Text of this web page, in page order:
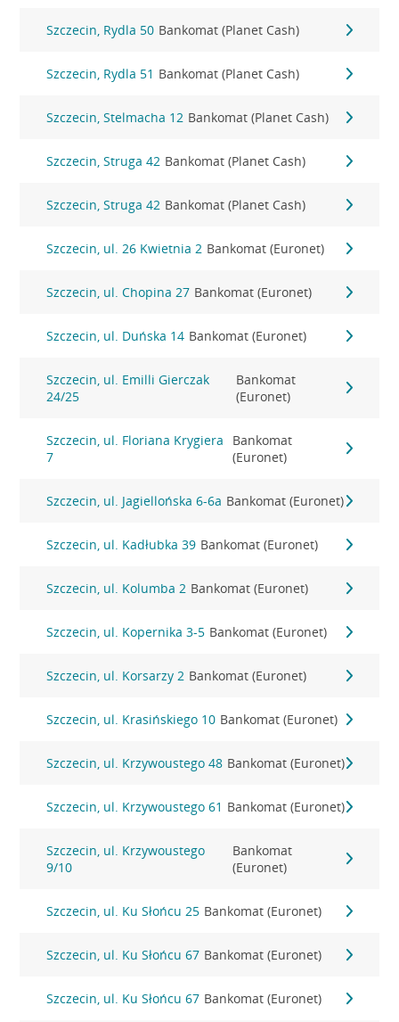
Szczecin, Rydla 50 Bankomat (Planet Cash)
Szczecin, Rydla 51 Bankomat (Planet Cash)
Szczecin, Stelmacha 12 Bankomat (Planet Cash)
Szczecin, Struga 42 Bankomat (Planet Cash)
Szczecin, Struga 42 Bankomat (Planet Cash)
Szczecin, ul. 26 Kwietnia 2 Bankomat (Euronet)
Szczecin, ul. Chopina 27 Bankomat (Euronet)
Szczecin, ul. Duńska 14 Bankomat (Euronet)
Szczecin, ul. Emilli Gierczak
24/25
Bankomat
(Euronet)
Szczecin, ul. Floriana Krygiera
7
Bankomat
(Euronet)
Szczecin, ul. Jagiellońska 6-6a Bankomat (Euronet)
Szczecin, ul. Kadłubka 39 Bankomat (Euronet)
Szczecin, ul. Kolumba 2 Bankomat (Euronet)
Szczecin, ul. Kopernika 3-5 Bankomat (Euronet)
Szczecin, ul. Korsarzy 2 Bankomat (Euronet)
Szczecin, ul. Krasińskiego 10 Bankomat (Euronet)
Szczecin, ul. Krzywoustego 48 Bankomat (Euronet)
Szczecin, ul. Krzywoustego 61 Bankomat (Euronet)
Szczecin, ul. Krzywoustego
9/10
Bankomat
(Euronet)
Szczecin, ul. Ku Słońcu 25 Bankomat (Euronet)
Szczecin, ul. Ku Słońcu 67 Bankomat (Euronet)
Szczecin, ul. Ku Słońcu 67 Bankomat (Euronet)